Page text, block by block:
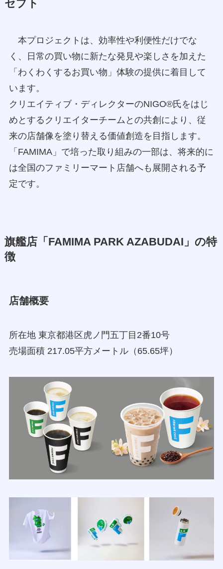
セプト
本プロジェクトは、効率性や利便性だけでな
く、日常の買い物に新たな発見や楽しさを加えた
「わくわくするお買い物」体験の提供に着目して
います。
クリエイティブ・ディレクターのNIGO®氏をはじ
めとするクリエイターチームとの共創により、従
来の店舗像を塗り替える価値創造を目指します。
「FAMIMA」で培った取り組みの一部は、将来的に
は全国のファミリーマート店舗へも展開される予
定です。
旗艦店「FAMIMA PARK AZABUDAI」の特
徴
店舗概要
所在地 東京都港区虎ノ門五丁目2番10号
売場面積 217.05平方メートル（65.65坪）